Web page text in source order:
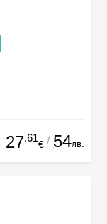
27.61
€ / 54лв.